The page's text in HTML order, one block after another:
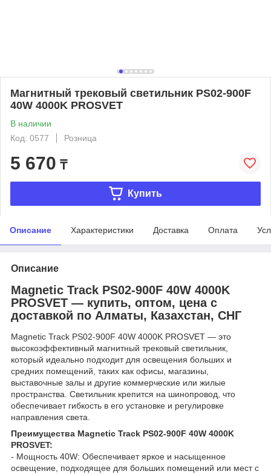
Магнитный трековый светильник PS02-900F
40W 4000K PROSVET
В наличии
Код: 0577
Розница
5 670 ₸
Купить
Описание Характеристики Доставка Оплата
Описание
Magnetic Track PS02-900F 40W 4000K
PROSVET — купить, оптом, цена с
доставкой по Алматы, Казахстан, СНГ
Magnetic Track PS02-900F 40W 4000K PROSVET — это
высокоэффективный магнитный трековый светильник,
который идеально подходит для освещения больших и
средних помещений, таких как офисы, магазины,
выставочные залы и другие коммерческие или жилые
пространства. Светильник крепится на шинопровод, что
обеспечивает гибкость в его установке и регулировке
направления света.
Преимущества Magnetic Track PS02-900F 40W 4000K
PROSVET:
- Мощность 40W: Обеспечивает яркое и насыщенное
освещение, подходящее для больших помещений или мест с